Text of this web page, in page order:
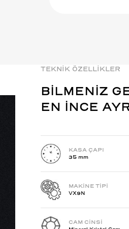
TEKNİK ÖZELLİKLER
BİLMENİZ
EN İNCE
KASA ÇAPI
35 mm
MAKİNE TİPİ
VX9N
CAM CİNSİ